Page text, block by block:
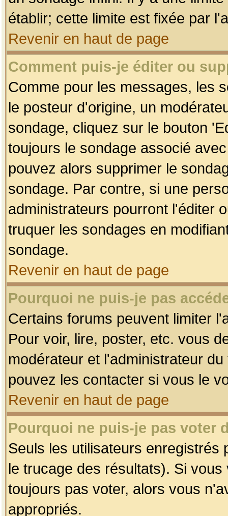
établir; cette limite est fixée par
Revenir en haut de page
Comment puis-je éditer ou
Comme pour les messages, les
le posteur d'origine, un
sondage, cliquez sur le bouton
toujours le sondage associé
pouvez alors supprimer le
sondage. Par contre, si une
administrateurs pourront l'éditer
truquer les sondages en
sondage.
Revenir en haut de page
Pourquoi ne puis-je pas
Certains forums peuvent limiter
Pour voir, lire, poster, etc. vous
modérateur et l'administrateur
pouvez les contacter si vous le
Revenir en haut de page
Pourquoi ne puis-je pas voter
Seuls les utilisateurs enregistrés
le trucage des résultats). Si
toujours pas voter, alors vous
appropriés.